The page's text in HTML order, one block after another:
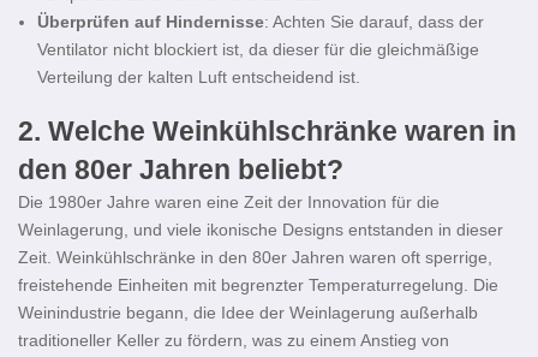
Überprüfen auf Hindernisse: Achten Sie darauf, dass der
Ventilator nicht blockiert ist, da dieser für die gleichmäßige
Verteilung der kalten Luft entscheidend ist.
2. Welche Weinkühlschränke waren in
den 80er Jahren beliebt?
Die 1980er Jahre waren eine Zeit der Innovation für die
Weinlagerung, und viele ikonische Designs entstanden in dieser
Zeit. Weinkühlschränke in den 80er Jahren waren oft sperrige,
freistehende Einheiten mit begrenzter Temperaturregelung. Die
Weinindustrie begann, die Idee der Weinlagerung außerhalb
traditioneller Keller zu fördern, was zu einem Anstieg von